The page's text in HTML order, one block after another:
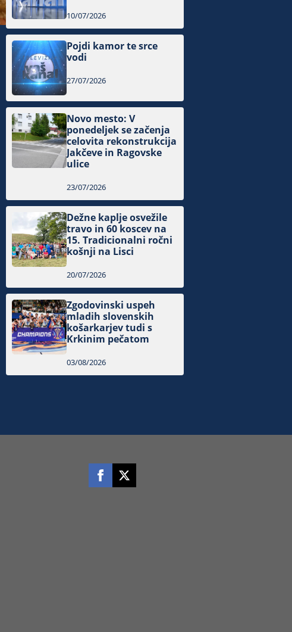
10/07/2026
Pojdi kamor te srce
vodi
27/07/2026
Novo mesto: V
ponedeljek se začenja
celovita rekonstrukcija
Jakčeve in Ragovske
ulice
23/07/2026
Dežne kaplje osvežile
travo in 60 koscev na
15. Tradicionalni ročni
košnji na Lisci
20/07/2026
Zgodovinski uspeh
mladih slovenskih
košarkarjev tudi s
Krkinim pečatom
03/08/2026